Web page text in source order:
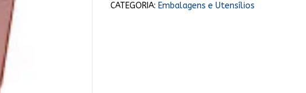
CATEGORIA: Embalagens e Utensílios